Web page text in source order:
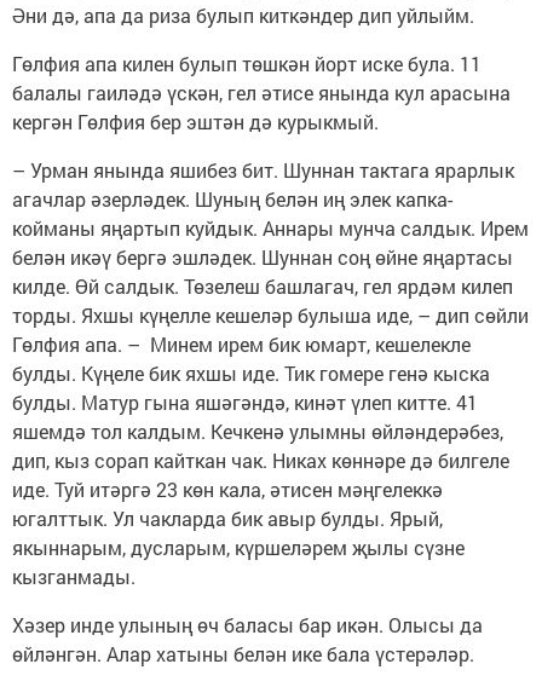
Әни дә, апа да риза булып киткәндер дип уйлыйм.
Гөлфия апа килен булып төшкән йорт иске була. 11
балалы гаиләдә үскән, гел әтисе янында кул арасына
кергән Гөлфия бер эштән дә курыкмый.
– Урман янында яшибез бит. Шуннан тактага ярарлык
агачлар әзерләдек. Шуның белән иң элек капка-
койманы яңартып куйдык. Аннары мунча салдык. Ирем
белән икәү бергә эшләдек. Шуннан соң өйне яңартасы
килде. Өй салдык. Төзелеш башлагач, гел ярдәм килеп
торды. Яхшы күңелле кешеләр булыша иде, – дип сөйли
Гөлфия апа. – Минем ирем бик юмарт, кешелекле
булды. Күңеле бик яхшы иде. Тик гомере генә кыска
булды. Матур гына яшәгәндә, кинәт үлеп китте. 41
яшемдә тол калдым. Кечкенә улымны өйләндерәбез,
дип, кыз сорап кайткан чак. Никах көннәре дә билгеле
иде. Туй итәргә 23 көн кала, әтисен мәңгелеккә
югалттык. Ул чакларда бик авыр булды. Ярый,
якыннарым, дусларым, күршеләрем җылы сүзне
кызганмады.
Хәзер инде улының өч баласы бар икән. Олысы да
өйләнгән. Алар хатыны белән ике бала үстерәләр.